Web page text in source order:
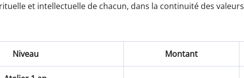
et intellectuelle de chacun, dans la continuité des valeurs
Niveau Montant